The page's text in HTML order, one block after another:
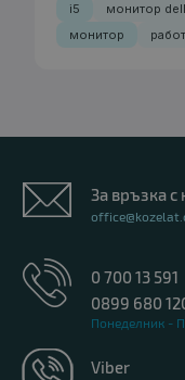
i5
монитор dell
монитор
За връзка с
0 700 13 591
0899 680
Понеделник -
Viber